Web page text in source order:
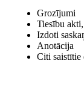
Grozījumi
Tiesību
Izdoti
Anotācija
Citi saistītie